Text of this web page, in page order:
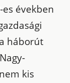
es években
háborút
kis